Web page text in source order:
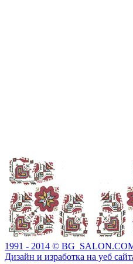
1991 - 2014 ©
Дизайн и изработка на уеб